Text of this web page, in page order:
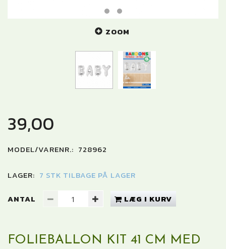
ZOOM
39,00
MODEL/VARENR.: 728962
LAGER: 7 STK TILBAGE PÅ LAGER
ANTAL LÆG I KURV
FOLIEBALLON KIT 41 CM MED